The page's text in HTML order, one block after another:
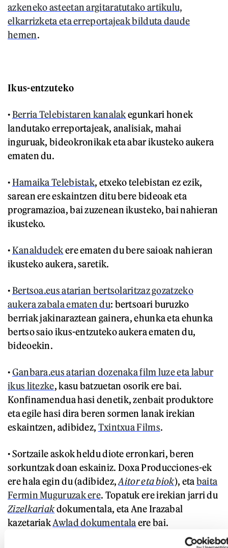
azkeneko asteetan argitaratutako artikulu,
elkarrizketa eta erreportajeak bilduta daude
hemen.
Ikus-entzuteko
•Berria Telebistaren kanalakegunkari honek
landutako erreportajeak, analisiak, mahai
inguruak, bideokronikak eta abar ikusteko aukera
ematen du.
•Hamaika Telebistak, etxeko telebistan ez ezik,
sarean ere eskaintzen ditu bere bideoak eta
programazioa, bai zuzenean ikusteko, bai nahieran
ikusteko.
•Kanaldudekere ematen du bere saioak nahieran
ikusteko aukera, saretik.
•Bertsoa.eus atarian bertsolaritzaz gozatzeko
aukera zabala ematen du: bertsoari buruzko
berriak jakinaraztean gainera, ehunka eta ehunka
bertso saio ikus-entzuteko aukera ematen du,
bideoekin.
•Ganbara.eus atarian dozenaka film luze eta labur
ikus litezke, kasu batzuetan osorik ere bai.
Konfinamendua hasi denetik, zenbait produktore
eta egile hasi dira beren sormen lanak irekian
eskaintzen, adibidez, Txintxua Films.
• Sortzaile askok heldu diote erronkari, beren
sorkuntzak doan eskainiz. Doxa Producciones-ek
ere hala egin du (adibidez,Aitor eta biok), etabaita
Fermin Muguruzak ere. Topatuk ere irekian jarri du
Zizelkariakdokumentala, eta Ane Irazabal
kazetariakAwlad dokumentalaere bai.